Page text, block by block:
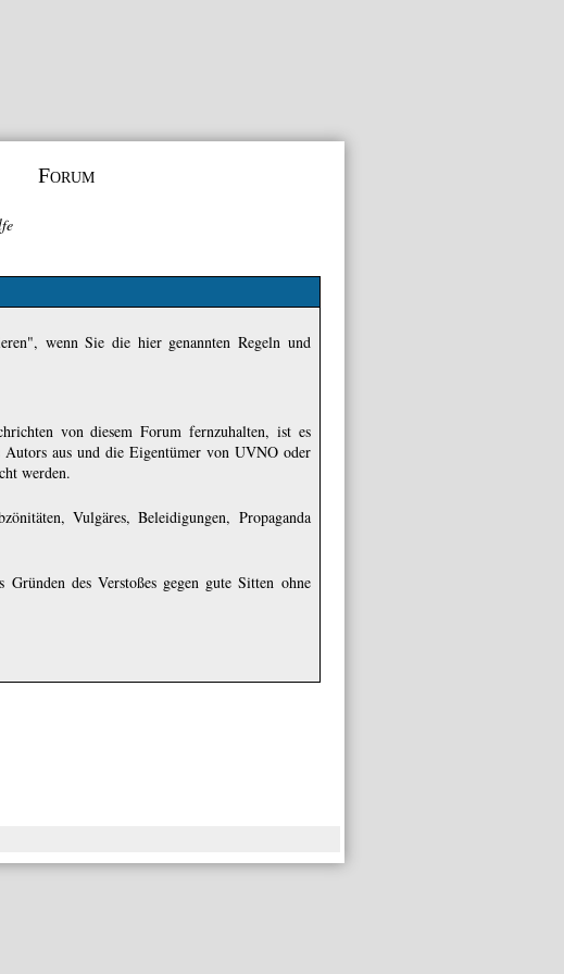
Forum
wenn Sie die hier genannten Regeln und
von diesem Forum fernzuhalten, ist es
aus und die Eigentümer von UVNO oder
werden.
Vulgäres, Beleidigungen, Propaganda
des Verstoßes gegen gute Sitten ohne